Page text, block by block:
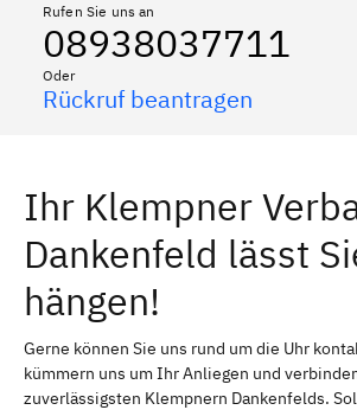
Rufen Sie uns an
08938037711
Oder
Rückruf beantragen
Ihr Klempner
Dankenfeld lässt
hängen!
Gerne können Sie uns rund um die Uhr
kümmern uns um Ihr Anliegen und
zuverlässigsten Klempnern Dankenfelds.